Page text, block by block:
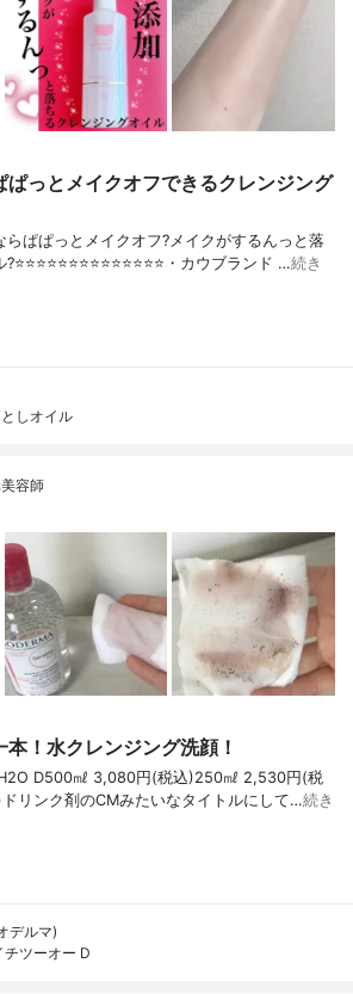
ぱっとメイクオフできるクレンジング
らぱぱっとメイクオフ?メイクがするんっと落
・カウブランド …続き
しオイル
容師
！水クレンジング洗顔！
D500㎖ 3,080円(税込)250㎖ 2,530円(税
リンク剤のCMみたいなタイトルにして…続き
デルマ)
ツーオー D